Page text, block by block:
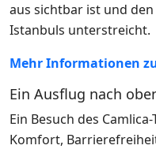
aus sichtbar ist und
Istanbuls unterstreicht.
Mehr Informationen
Ein Ausflug nach
Ein Besuch des
Komfort,